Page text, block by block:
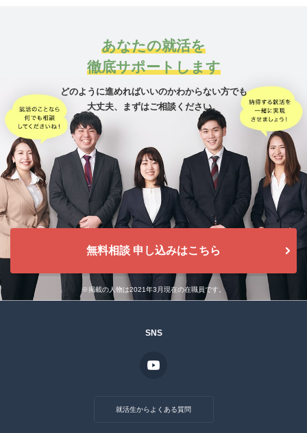
あなたの就活を
徹底サポートします
どのように進めればいいのかわからない方でも
大丈夫、
まずはご相談ください。
無料相談 申し込みはこちら
※掲載の人物は2021年3月現在の在職員です。
SNS
就活生からよくある質問